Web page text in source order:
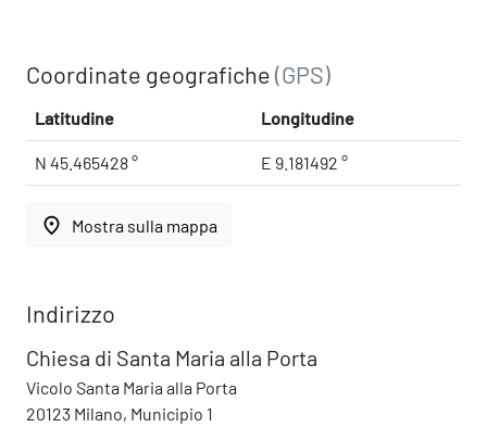
Coordinate geografiche(GPS)
Latitudine Longitudine
N 45.465428 ° E 9.181492 °
place Mostra sulla mappa
Indirizzo
Chiesa di Santa Maria alla Porta
Vicolo Santa Maria alla Porta
20123 Milano, Municipio 1